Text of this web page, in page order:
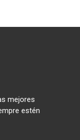
mejores
estén